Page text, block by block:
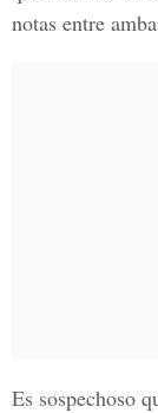
notas entre
Es sospechoso